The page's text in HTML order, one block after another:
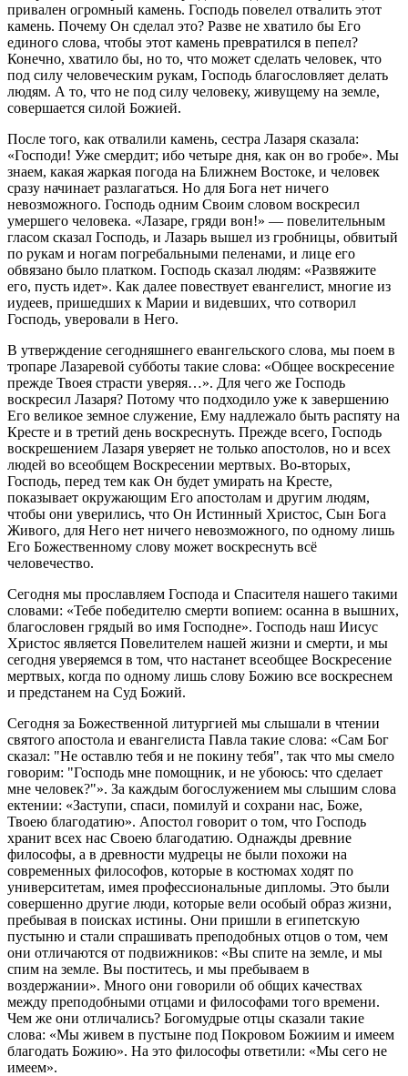
привален огромный камень. Господь повелел отвалить этот
камень. Почему Он сделал это? Разве не хватило бы Его
единого слова, чтобы этот камень превратился в пепел?
Конечно, хватило бы, но то, что может сделать человек, что
под силу человеческим рукам, Господь благословляет делать
людям. А то, что не под силу человеку, живущему на земле,
совершается силой Божией.
После того, как отвалили камень, сестра Лазаря сказала:
«Господи! Уже смердит; ибо четыре дня, как он во гробе». Мы
знаем, какая жаркая погода на Ближнем Востоке, и человек
сразу начинает разлагаться. Но для Бога нет ничего
невозможного. Господь одним Своим словом воскресил
умершего человека. «Лазаре, гряди вон!» — повелительным
гласом сказал Господь, и Лазарь вышел из гробницы, обвитый
по рукам и ногам погребальными пеленами, и лице его
обвязано было платком. Господь сказал людям: «Развяжите
его, пусть идет». Как далее повествует евангелист, многие из
иудеев, пришедших к Марии и видевших, что сотворил
Господь, уверовали в Него.
В утверждение сегодняшнего евангельского слова, мы поем в
тропаре Лазаревой субботы такие слова: «Общее воскресение
прежде Твоея страсти уверяя…». Для чего же Господь
воскресил Лазаря? Потому что подходило уже к завершению
Его великое земное служение, Ему надлежало быть распяту на
Кресте и в третий день воскреснуть. Прежде всего, Господь
воскрешением Лазаря уверяет не только апостолов, но и всех
людей во всеобщем Воскресении мертвых. Во-вторых,
Господь, перед тем как Он будет умирать на Кресте,
показывает окружающим Его апостолам и другим людям,
чтобы они уверились, что Он Истинный Христос, Сын Бога
Живого, для Него нет ничего невозможного, по одному лишь
Его Божественному слову может воскреснуть всё
человечество.
Сегодня мы прославляем Господа и Спасителя нашего такими
словами: «Тебе победителю смерти вопием: осанна в вышних,
благословен грядый во имя Господне». Господь наш Иисус
Христос является Повелителем нашей жизни и смерти, и мы
сегодня уверяемся в том, что настанет всеобщее Воскресение
мертвых, когда по одному лишь слову Божию все воскреснем
и предстанем на Суд Божий.
Сегодня за Божественной литургией мы слышали в чтении
святого апостола и евангелиста Павла такие слова: «Сам Бог
сказал: "Не оставлю тебя и не покину тебя", так что мы смело
говорим: "Господь мне помощник, и не убоюсь: что сделает
мне человек?"». За каждым богослужением мы слышим слова
ектении: «Заступи, спаси, помилуй и сохрани нас, Боже,
Твоею благодатию». Апостол говорит о том, что Господь
хранит всех нас Своею благодатию. Однажды древние
философы, а в древности мудрецы не были похожи на
современных философов, которые в костюмах ходят по
университетам, имея профессиональные дипломы. Это были
совершенно другие люди, которые вели особый образ жизни,
пребывая в поисках истины. Они пришли в египетскую
пустыню и стали спрашивать преподобных отцов о том, чем
они отличаются от подвижников: «Вы спите на земле, и мы
спим на земле. Вы поститесь, и мы пребываем в
воздержании». Много они говорили об общих качествах
между преподобными отцами и философами того времени.
Чем же они отличались? Богомудрые отцы сказали такие
слова: «Мы живем в пустыне под Покровом Божиим и имеем
благодать Божию». На это философы ответили: «Мы сего не
имеем».